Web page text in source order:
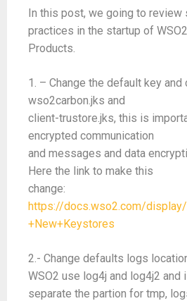
In this post, we going to review
practices in the startup of WSO2
Products.
1. – Change the default key and
wso2carbon.jks and
client-trustore.jks, this is
encrypted communication
and messages and data
Here the link to make this
change:
https://docs.wso2.com/
+New+Keystores
2.- Change defaults logs
WSO2 use log4j and log4j2 and
separate the partion for tmp,